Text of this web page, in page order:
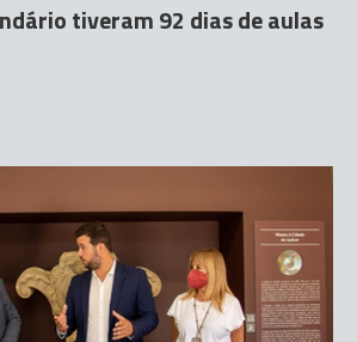
tiveram 92 dias de aulas